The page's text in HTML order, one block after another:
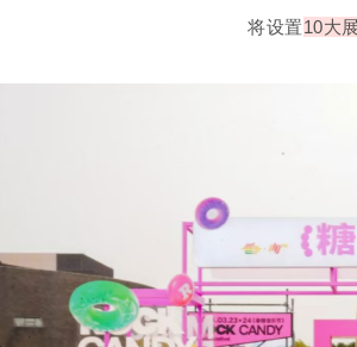
将设置10大